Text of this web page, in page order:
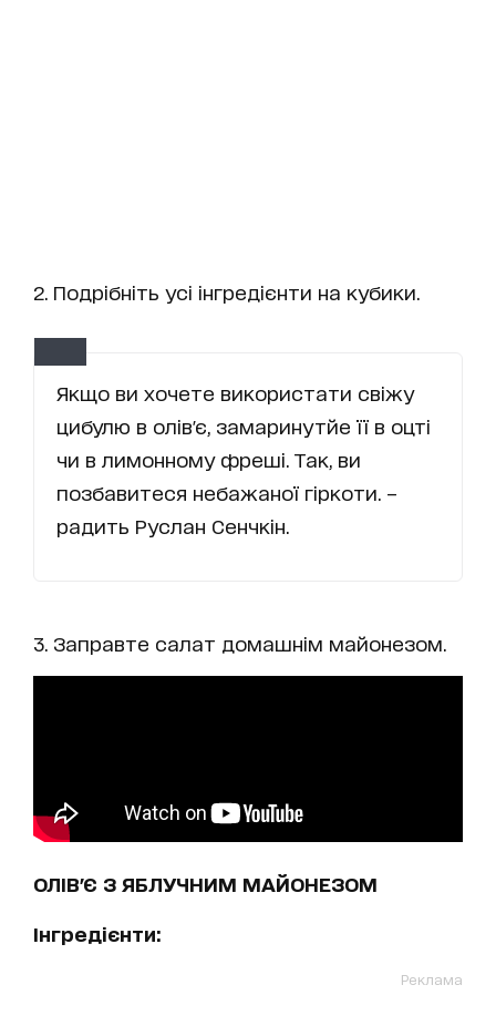
2. Подрібніть усі інгредієнти на кубики.
Якщо ви хочете використати свіжу
цибулю в олів'є, замаринутйе її в оцті
чи в лимонному фреші. Так, ви
позбавитеся небажаної гіркоти. –
радить Руслан Сенчкін.
3. Заправте салат домашнім майонезом.
ОЛІВ'Є З ЯБЛУЧНИМ МАЙОНЕЗОМ
Інгредієнти:
Реклама